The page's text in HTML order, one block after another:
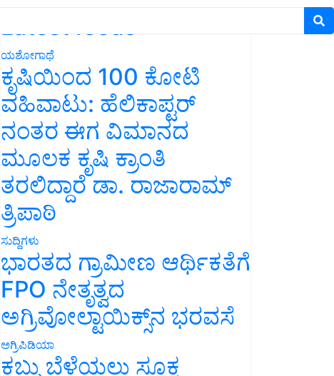
Latest feeds
ಯಶೋಗಾಥೆ
ಕೃಷಿಯಿಂದ 100 ಕೋಟಿ
ವಹಿವಾಟು: ಹೆಲಿಕಾಪ್ಟರ್
ನಂತರ ಈಗ ವಿಮಾನದ
ಮೂಲಕ ಕೃಷಿ ಕ್ರಾಂತಿ
ತರಲಿದ್ದಾರೆ ಡಾ. ರಾಜಾರಾಮ್
ತ್ರಿಪಾಠಿ
ಸುದ್ದಿಗಳು
ಭಾರತದ ಗ್ರಾಮೀಣ ಆರ್ಥಿಕತೆಗೆ
FPO ನೇತೃತ್ವದ
ಅಗ್ರಿವೋಲ್ಟಾಯಿಕ್ಸ್‌ನ ಭರವಸೆ
ಅಗ್ರಿಪಿಡಿಯಾ
ಕಬ್ಬು ಬೆಳೆಯಲು ಸೂಕ್ತ